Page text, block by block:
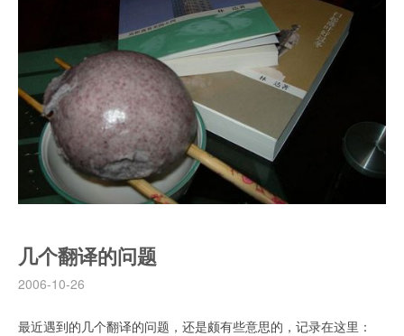
几个翻译的问题
2006-10-26
最近遇到的几个翻译的问题，还是颇有些意思的，记录在这里：